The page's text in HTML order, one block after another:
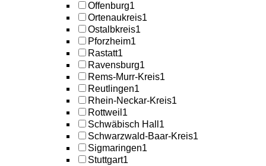
Offenburg1
Ortenaukreis1
Ostalbkreis1
Pforzheim1
Rastatt1
Ravensburg1
Rems-Murr-Kreis1
Reutlingen1
Rhein-Neckar-Kreis1
Rottweil 1
Schwäbisch Hall 1
Schwarzwald-Baar-Kreis1
Sigmaringen1
Stuttgart1